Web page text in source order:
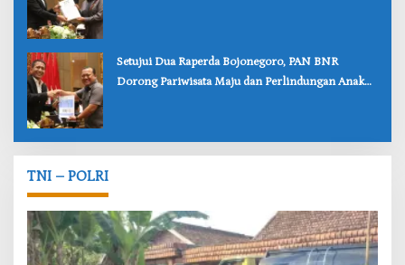
‎Setujui Dua Raperda Bojonegoro, PAN BNR
Dorong Pariwisata Maju dan Perlindungan Anak
TNI – POLRI